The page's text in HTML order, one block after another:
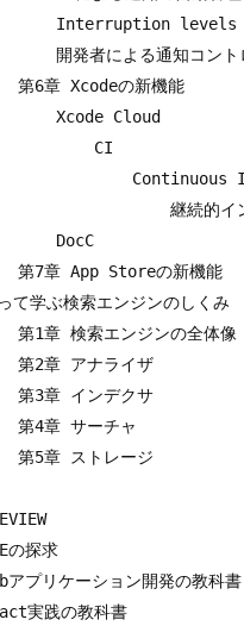
Interruption levels
開発者による通知コント
第6章 Xcodeの新機能
Xcode Cloud
CI
Continuous
継続的イ
DocC
第7章 App Storeの新機能
て学ぶ検索エンジンのしくみ
第1章 検索エンジンの全体像
第2章 アナライザ
第3章 インデクサ
第4章 サーチャ
第5章 ストレージ
探求
プリケーション開発の教科書
実践の教科書